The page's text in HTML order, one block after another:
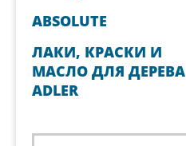
ABSOLUTE
ЛАКИ, КРАСКИ И
МАСЛО ДЛЯ ДЕРЕВА
ADLER